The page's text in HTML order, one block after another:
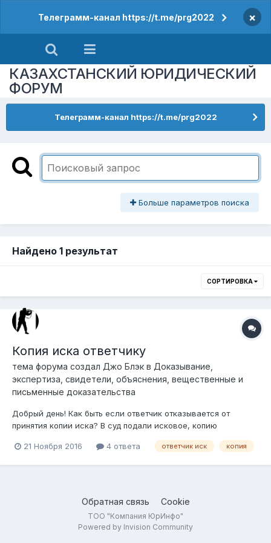
Телеграмм-канал https://t.me/prg2022 ×
КАЗАХСТАНСКИЙ ЮРИДИЧЕСКИЙ
ФОРУМ
Телеграмм-канал https://t.me/prg2022
Больше параметров поиска
Найдено 1 результат
СОРТИРОВКА
Копия иска ответчику
тема форума создал Джо Блэк в Доказывание,
экспертиза, свидетели, объяснения, вещественные и
письменные доказательства
Добрый день! Как быть если ответчик отказывается от
принятия копии иска? В суд подали исковое, копию
ответчик отказался от принятия письма.
21 Ноября 2016 4 ответа ответчик иск копия
Обратная связь Cookie
ТОО "Компания ЮрИнфо"
Powered by Invision Community